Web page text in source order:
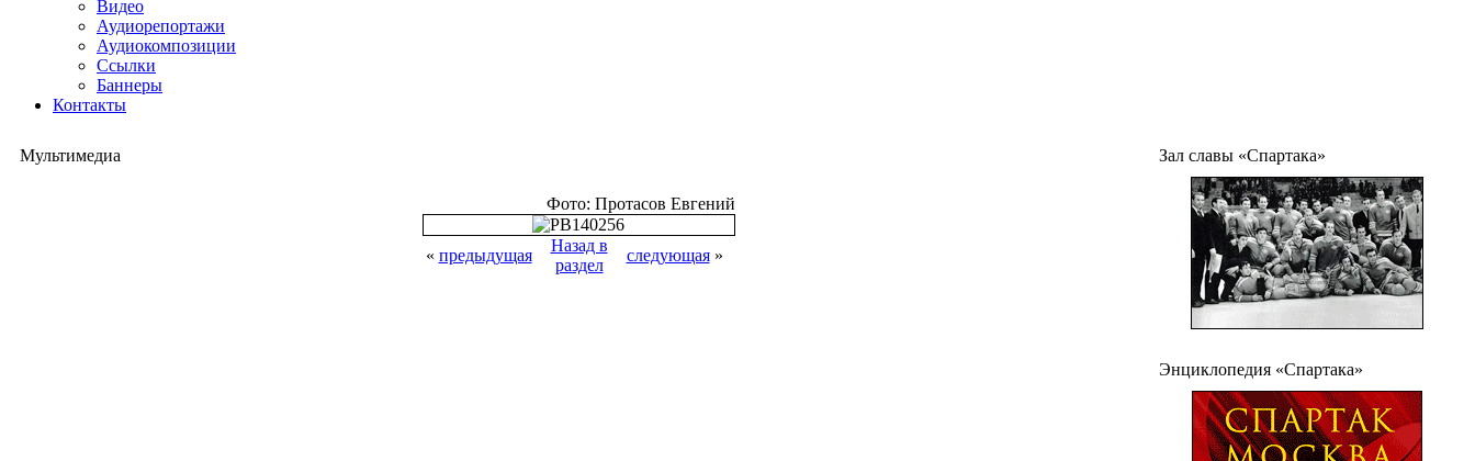
Видео
Аудиорепортажи
Аудиокомпозиции
Ссылки
Баннеры
Контакты
Мультимедиа
Фото: Протасов Евгений
« предыдущая
Назад в
раздел
следующая»
Зал славы «Спартака»
Энциклопедия «Спартака»